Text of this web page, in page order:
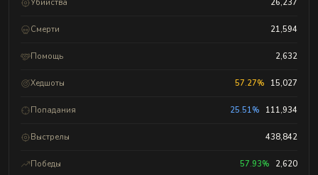
Убийства 26,237
Смерти 21,594
Помощь 2,632
Хедшоты 57.27% 15,027
Попадания 25.51% 111,934
Выстрелы 438,842
Победы 57.93% 2,620